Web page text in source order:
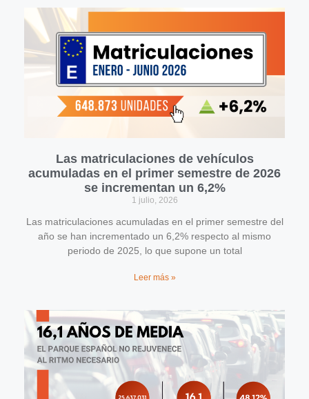
Las matriculaciones de vehículos
acumuladas en el primer semestre de 2026
se incrementan un 6,2%
1 julio, 2026
Las matriculaciones acumuladas en el primer semestre del
año se han incrementado un 6,2% respecto al mismo
periodo de 2025, lo que supone un total
Leer más »